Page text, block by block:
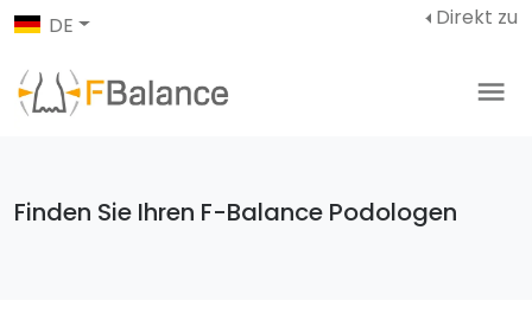
DE Direkt zu
Finden Sie Ihren F-Balance Podologen